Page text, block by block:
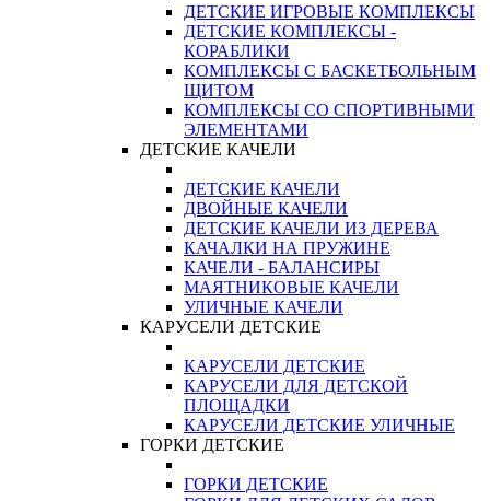
ДЕТСКИЕ ИГРОВЫЕ КОМПЛЕКСЫ
ДЕТСКИЕ КОМПЛЕКСЫ -
КОРАБЛИКИ
КОМПЛЕКСЫ С БАСКЕТБОЛЬНЫМ
ЩИТОМ
КОМПЛЕКСЫ СО СПОРТИВНЫМИ
ЭЛЕМЕНТАМИ
ДЕТСКИЕ КАЧЕЛИ
ДЕТСКИЕ КАЧЕЛИ
ДВОЙНЫЕ КАЧЕЛИ
ДЕТСКИЕ КАЧЕЛИ ИЗ ДЕРЕВА
КАЧАЛКИ НА ПРУЖИНЕ
КАЧЕЛИ - БАЛАНСИРЫ
МАЯТНИКОВЫЕ КАЧЕЛИ
УЛИЧНЫЕ КАЧЕЛИ
КАРУСЕЛИ ДЕТСКИЕ
КАРУСЕЛИ ДЕТСКИЕ
КАРУСЕЛИ ДЛЯ ДЕТСКОЙ
ПЛОЩАДКИ
КАРУСЕЛИ ДЕТСКИЕ УЛИЧНЫЕ
ГОРКИ ДЕТСКИЕ
ГОРКИ ДЕТСКИЕ